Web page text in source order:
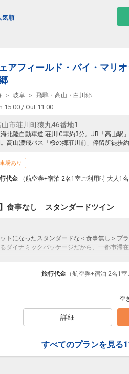
気順
アフィールド・バイ・マリ
岐阜 飛騨・高山・白川郷
15:00 / Out 11:00
山市荘川町猿丸46番地1
北陸自動車道 荘川IC車約3分。JR「高山駅
高山濃飛バス「桜の郷荘川前」停留所徒歩約
場あり
代金 （航空券+宿泊 2名1室ご利用時 大人1名
】食事なし スタンダードツイン
トになったスタンダードな＜食事無し＞プ
ダイナミックパッケージだから、一都市滞
またはJALグループ）確約！フライトマイル
現地交通・体験プランなどの追加（同時予
旅行代金 （航空券+宿泊 2名1
空
詳細
すべてのプランを見る